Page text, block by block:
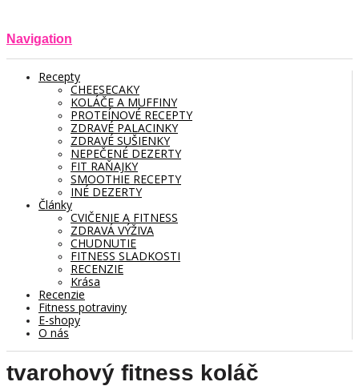
Navigation
Recepty
CHEESECAKY
KOLÁČE A MUFFINY
PROTEÍNOVÉ RECEPTY
ZDRAVÉ PALACINKY
ZDRAVÉ SUŠIENKY
NEPEČENÉ DEZERTY
FIT RAŇAJKY
SMOOTHIE RECEPTY
INÉ DEZERTY
Články
CVIČENIE A FITNESS
ZDRAVÁ VÝŽIVA
CHUDNUTIE
FITNESS SLADKOSTI
RECENZIE
Krása
Recenzie
Fitness potraviny
E-shopy
O nás
tvarohový fitness koláč